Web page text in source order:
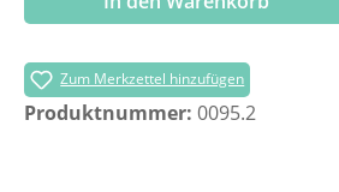
Zum Merkzettel hinzufügen
Produktnummer: 0095.2